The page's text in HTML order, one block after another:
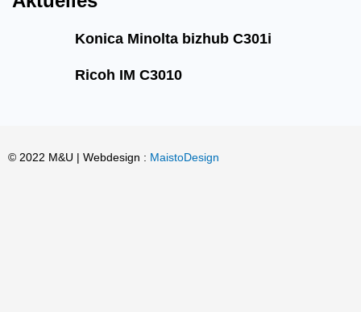
Konica Minolta bizhub C301i
Ricoh IM C3010
© 2022 M&U | Webdesign : MaistoDesign